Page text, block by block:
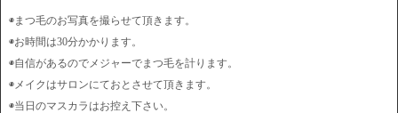
◉まつ毛のお写真を撮らせて頂きます。
◉お時間は30分かかります。
◉自信があるのでメジャーでまつ毛を計ります。
◉メイクはサロンにておとさせて頂きます。
◉当日のマスカラはお控え下さい。